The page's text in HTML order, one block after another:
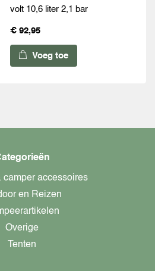
volt 10,6 liter 2,1 bar
€ 92,95
Voeg toe
camper accessoires
en Reizen
Overige
Tenten